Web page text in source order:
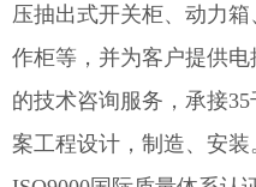
压抽出式开关柜、动力
作柜等，并为客户提供
的技术咨询服务，承接
案工程设计，制造、安装